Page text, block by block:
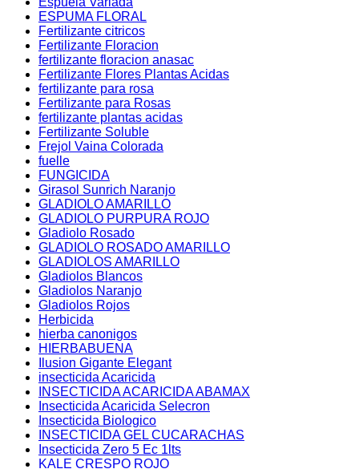
ESPUMA FLORAL
Fertilizante citricos
Fertilizante Floracion
fertilizante floracion anasac
Fertilizante Flores Plantas Acidas
fertilizante para rosa
Fertilizante para Rosas
fertilizante plantas acidas
Fertilizante Soluble
Frejol Vaina Colorada
fuelle
FUNGICIDA
Girasol Sunrich Naranjo
GLADIOLO AMARILLO
GLADIOLO PURPURA ROJO
Gladiolo Rosado
GLADIOLO ROSADO AMARILLO
GLADIOLOS AMARILLO
Gladiolos Blancos
Gladiolos Naranjo
Gladiolos Rojos
Herbicida
hierba canonigos
HIERBABUENA
Ilusion Gigante Elegant
insecticida Acaricida
INSECTICIDA ACARICIDA ABAMAX
Insecticida Acaricida Selecron
Insecticida Biologico
INSECTICIDA GEL CUCARACHAS
Insecticida Zero 5 Ec 1lts
KALE CRESPO ROJO